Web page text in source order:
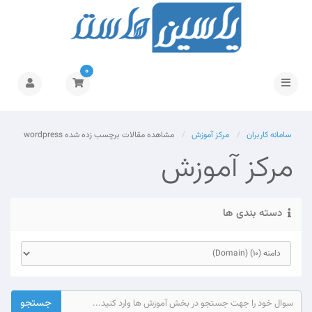
تغییر
ناوبری
0
سامانه کاربران مرکز آموزش مشاهده مقالات برچسب زده شده wordpress
مرکز آموزش
دسته بندی ها